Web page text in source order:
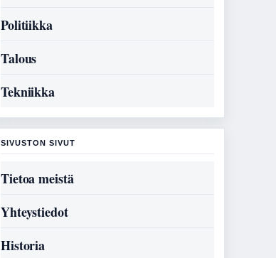
Politiikka
Talous
Tekniikka
SIVUSTON SIVUT
Tietoa meistä
Yhteystiedot
Historia